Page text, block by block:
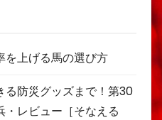
を上げる馬の選び方
る防災グッズまで！第30
レビュー［そなえる